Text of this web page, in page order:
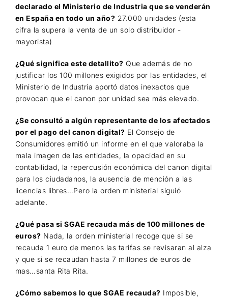
declarado el Ministerio de Industria que se venderán
en España en todo un año? 27.000 unidades (esta
cifra la supera la venta de un solo distribuidor -
mayorista)
¿Qué significa este detallito? Que además de no
justificar los 100 millones exigidos por las entidades, el
Ministerio de Industria aportó datos inexactos que
provocan que el canon por unidad sea más elevado.
¿Se consultó a algún representante de los afectados
por el pago del canon digital? El Consejo de
Consumidores emitió un informe en el que valoraba la
mala imagen de las entidades, la opacidad en su
contabilidad, la repercusión económica del canon digital
para los ciudadanos, la ausencia de mención a las
licencias libres…Pero la orden ministerial siguió
adelante.
¿Qué pasa si SGAE recauda más de 100 millones de
euros? Nada, la orden ministerial recoge que si se
recauda 1 euro de menos las tarifas se revisaran al alza
y que si se recaudan hasta 7 millones de euros de
mas…santa Rita Rita.
¿Cómo sabemos lo que SGAE recauda? Imposible,